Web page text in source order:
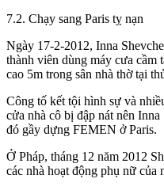
7.2. Chạy sang Paris tỵ nạn
Ngày 17-2-2012, Inna
thành viên dùng máy cưa cầm
cao 5m trong sân nhà thờ tại
Công tố kết tội hình sự và
cửa nhà cô bị đập nát nên
đó gầy dựng FEMEN ở Paris.
Ở Pháp, tháng 12 năm 2012
các nhà hoạt động phụ nữ của